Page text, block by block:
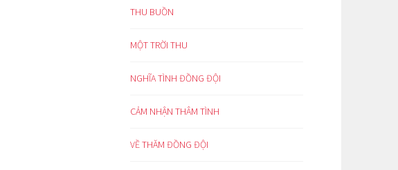
THU BUỒN
MỘT TRỜI THU
NGHĨA TÌNH ĐỒNG ĐỘI
CẢM NHẬN THÂM TÌNH
VỀ THĂM ĐỒNG ĐỘI